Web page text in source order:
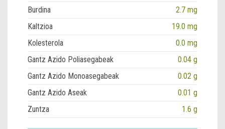
Burdina
2.7 mg
Kaltzioa
19.0 mg
Kolesterola
0.0 mg
Gantz Azido Poliasegabeak
0.04 g
Gantz Azido Monoasegabeak
0.02 g
Gantz Azido Aseak
0.01 g
Zuntza
1.6 g